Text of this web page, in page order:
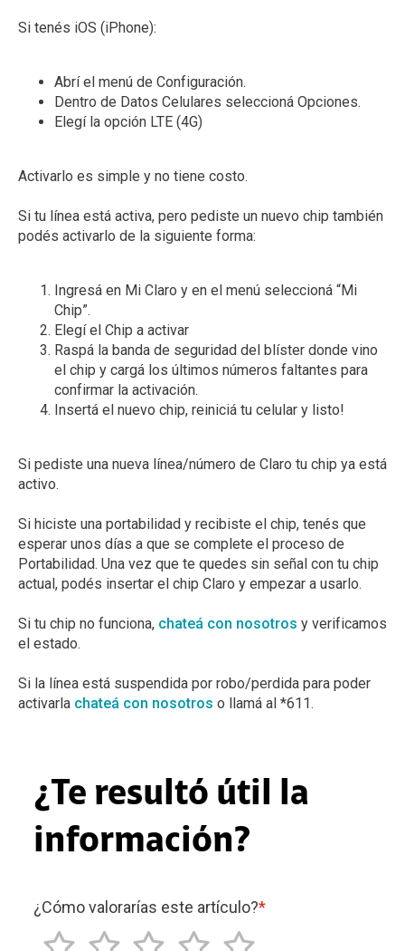
Si tenés iOS (iPhone):
Abrí el menú de Configuración.
Dentro de Datos Celulares seleccioná Opciones.
Elegí la opción LTE (4G)
Activarlo es simple y no tiene costo.
Si tu línea está activa, pero pediste un nuevo chip también
podés activarlo de la siguiente forma:
Ingresá en Mi Claro y en el menú seleccioná “Mi
Chip”.
Elegí el Chip a activar
Raspá la banda de seguridad del blíster donde vino
el chip y cargá los últimos números faltantes para
confirmar la activación.
Insertá el nuevo chip, reiniciá tu celular y listo!
Si pediste una nueva línea/número de Claro tu chip ya está
activo.
Si hiciste una portabilidad y recibiste el chip, tenés que
esperar unos días a que se complete el proceso de
Portabilidad. Una vez que te quedes sin señal con tu chip
actual, podés insertar el chip Claro y empezar a usarlo.
Si tu chip no funciona, chateá con nosotros y verificamos
el estado.
Si la línea está suspendida por robo/perdida para poder
activarla chateá con nosotros o llamá al *611.
¿Te resultó útil la
información?
¿Cómo valorarías este artículo?*